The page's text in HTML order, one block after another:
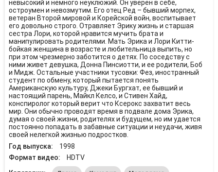
невысокий и немного неуклюжий. Он уверен в себе,
остроумен и невозмутим. Его отец Ред – бывший морпех,
ветеран Второй мировой и Корейской войн, воспитывает
его довольно строго. Отравляет Эрику жизнь и старшая
сестра Лори, которой нравится мучить брата и
манипулировать родителями. Мать Эрика и Лори Китти-
бойкая женщина в возрасте и любительница выпить, но
при этом чрезмерно заботится о детях. По соседству с
ними живет девушка, Донна Пинсиотти, и ее родители, Боб
и Мидж. Остальные участники тусовки: Фез, иностранный
студент по обмену, который пытается понять
Американскую культуру, Джеки Бургхат, ее бывший и
настоящий парень, Майкл Келсо, и Стивен Хайд,
конспиролог который верит что Ксерокс захватит весь
мир. Они обычно проводят время в подвале дома Эрика,
думая о своей жизни, родителях и будущем, но им удается
постоянно попадать в забавные ситуации и неудачи, живя
своей нелегкой жизнью подростков.
Год выпуска:
1998
Формат видео:
HDTV